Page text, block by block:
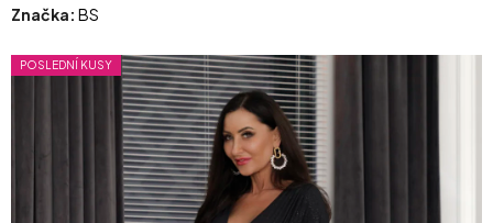
Značka: BS
POSLEDNÍ KUSY